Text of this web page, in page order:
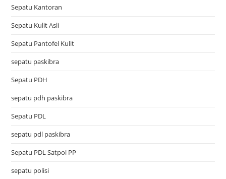
Sepatu Kantoran
Sepatu Kulit Asli
Sepatu Pantofel Kulit
sepatu paskibra
Sepatu PDH
sepatu pdh paskibra
Sepatu PDL
sepatu pdl paskibra
Sepatu PDL Satpol PP
sepatu polisi